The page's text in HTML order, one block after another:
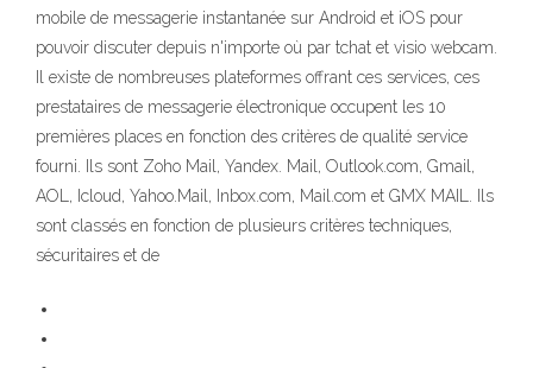
mobile de messagerie instantanée sur Android et iOS pour
pouvoir discuter depuis n'importe où par tchat et visio webcam.
Il existe de nombreuses plateformes offrant ces services, ces
prestataires de messagerie électronique occupent les 10
premières places en fonction des critères de qualité service
fourni. Ils sont Zoho Mail, Yandex. Mail, Outlook.com, Gmail,
AOL, Icloud, Yahoo.Mail, Inbox.com, Mail.com et GMX MAIL. Ils
sont classés en fonction de plusieurs critères techniques,
sécuritaires et de